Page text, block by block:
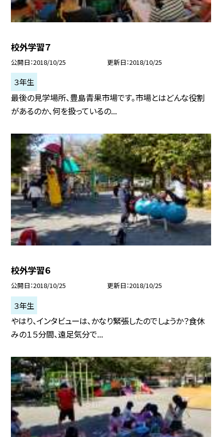
校外学習７
公開日 2018/10/25 更新日 2018/10/25
３年生
最後の見学場所、豊島青果市場です。市場とはどんな役割
があるのか、何を扱っているの...
校外学習６
公開日 2018/10/25 更新日 2018/10/25
３年生
やはり、インタビューは、かなり緊張したのでしょうか？食休
みの１５分間、遠足気分で...